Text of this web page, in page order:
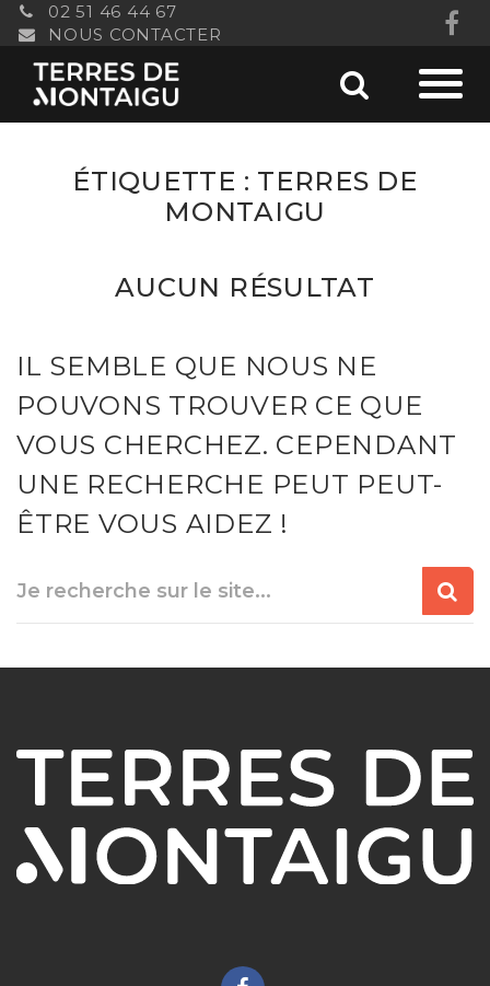
GESTION DES TRACEURS
02 51 46 44 67
NOUS CONTACTER
Aller
la
ÉTIQUETTE : TERRES DE
MONTAIGU
AUCUN RÉSULTAT
IL SEMBLE QUE NOUS NE
POUVONS TROUVER CE QUE
VOUS CHERCHEZ. CEPENDANT
UNE RECHERCHE PEUT PEUT-
ÊTRE VOUS AIDEZ !